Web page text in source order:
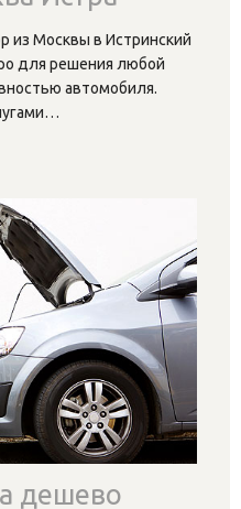
из Москвы в Истринский
для решения любой
автомобиля.
…
дешево